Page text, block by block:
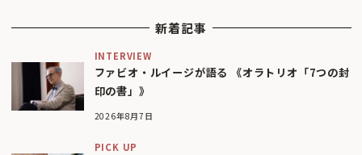
新着記事
INTERVIEW
ファビオ・ルイージが語る 《オラトリオ「7つの封
印の書」》
2026年8月7日
PICK UP